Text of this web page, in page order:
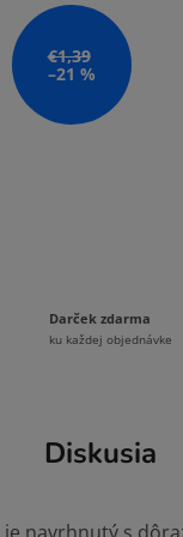
€1,39
–21 %
Darček zdarma
ku každej objednávke
Diskusia